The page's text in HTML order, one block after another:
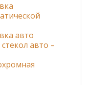
авто
авто –